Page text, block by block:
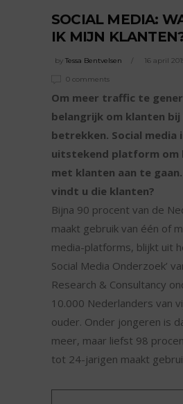
SOCIAL MEDIA:
IK MIJN
by Tessa Bentvelsen 16 april
0 comments
Om meer traffic te
belangrijk om klanten
betrekken. Social media
uitstekend platform om
met klanten aan te
vindt u die klanten?
Bijna 90 procent van de
maakt gebruik van één of
media-platforms, blijkt uit
Social Media Onderzoek’
Research & Consultancy
10.000 Nederlanders van
ouder. Onder jongeren is
meer, maar liefst 98
tot 24-jarigen maakt